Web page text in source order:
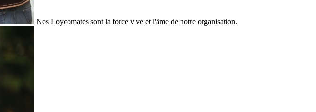
Nos Loycomates sont la force vive et l'âme de notre organisation.